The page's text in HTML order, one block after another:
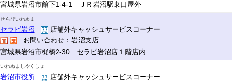
宮城県岩沼市館下1-4-1 ＪＲ岩沼駅東口屋外
せらびいわぬま
セラビ岩沼
店舗外キャッシュサービスコーナー
お問い合わせ：岩沼支店
宮城県岩沼市梶橋2-30 セラビ岩沼店１階店内
いわぬましやくしょ
岩沼市役所
店舗外キャッシュサービスコーナー